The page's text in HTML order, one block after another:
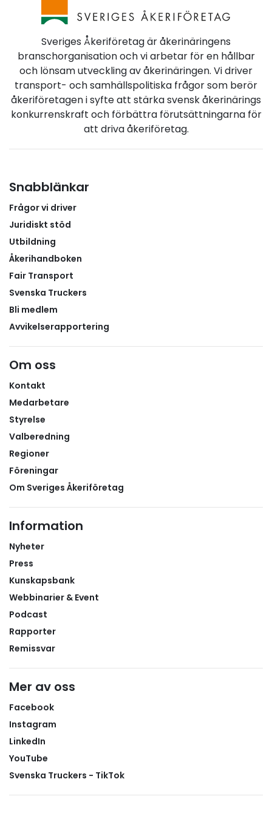
av något förrän man verkligen behöver det. Jag är
otroligt tacksam över att ha fått hjälp så snabbt
och att äntligen bli tagen på allvar, avslutar
medlemmen.
utvärderas. Sverige har stora behov av både
underhåll och investeringar i väginfrastrukturen. För
åkerinäringen är det avgörande att tillgängliga
resurser används effektivt och att beslutade
åtgärder genomförs inom rimlig tid.I våra remissvar
om inriktningsunderlaget och den nationella planen
har vi återkommande lyft behovet av en väl
underhållen, robust och sammanhängande
väginfrastruktur som stärker näringslivets
transporter och svensk konkurrenskraft.
Sveriges Åkeriföretag är åkerinäringens
branschorganisation och vi arbetar för en hållbar
och lönsam utveckling av åkerinäringen. Vi driver
transport- och samhällspolitiska frågor som berör
åkeriföretagen i syfte att stärka svensk åkerinärings
konkurrenskraft och förbättra förutsättningarna för
att driva åkeriföretag.
Snabblänkar
Frågor vi driver
Juridiskt stöd
Utbildning
Åkerihandboken
Fair Transport
Svenska Truckers
Bli medlem
Avvikelserapportering
Om oss
Kontakt
Medarbetare
Styrelse
Valberedning
Regioner
Föreningar
Om Sveriges Åkeriföretag
Information
Nyheter
Press
Kunskapsbank
Webbinarier & Event
Podcast
Rapporter
Remissvar
Mer av oss
Facebook
Instagram
LinkedIn
YouTube
Svenska Truckers - TikTok